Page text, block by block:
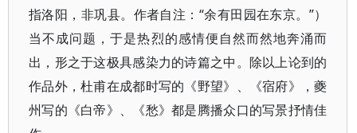
指洛阳，非巩县。作者自注：“余有田园在东京。”）
当不成问题，于是热烈的感情便自然而然地奔涌而
出，形之于这极具感染力的诗篇之中。除以上论到的
作品外，杜甫在成都时写的《野望》、《宿府》，夔
州写的《白帝》、《愁》都是腾播众口的写景抒情佳